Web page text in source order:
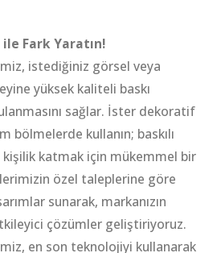
Fark Yaratın!
istediğiniz görsel veya
yüksek kaliteli baskı
sağlar. İster dekoratif
bölmelerde kullanın; baskılı
kişilik katmak için mükemmel bir
özel taleplerine göre
sunarak, markanızın
çözümler geliştiriyoruz.
en son teknolojiyi kullanarak